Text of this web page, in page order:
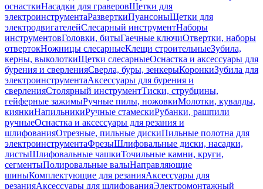
оснасткиНасадки для граверовЩетки для
электроинструментаРазверткиПуансоныЩетки для
электродвигателейСлесарный инструментНаборы
инструментовГоловки, битыГаечные ключиОтвертки, наборы
отвертокНожницы слесарныеКлещи строительныеЗубила,
керны, выколоткиЩетки слесарныеОснастка и аксессуары для
бурения и сверленияСверла, буры, зенкерыКоронкиЗубила для
электроинструментаАксессуары для бурения и
сверленияСтолярный инструментТиски, струбцины,
гейферные зажимыРучные пилы, ножовкиМолотки, кувалды,
киянкиНапильникиРучные стамескиРубанки, рашпили
ручныеОснастка и аксессуары для резания и
шлифованияОтрезные, пильные дискиПильные полотна для
электроинструментаФрезыШлифовальные диски, насадки,
листыШлифовальные чашкиТочильные камни, круги,
сегментыПолировальные валыНаправляющие
шиныКомплектующие для резанияАксессуары для
резанияАксессуары для шлифованияЭлектромонтажный